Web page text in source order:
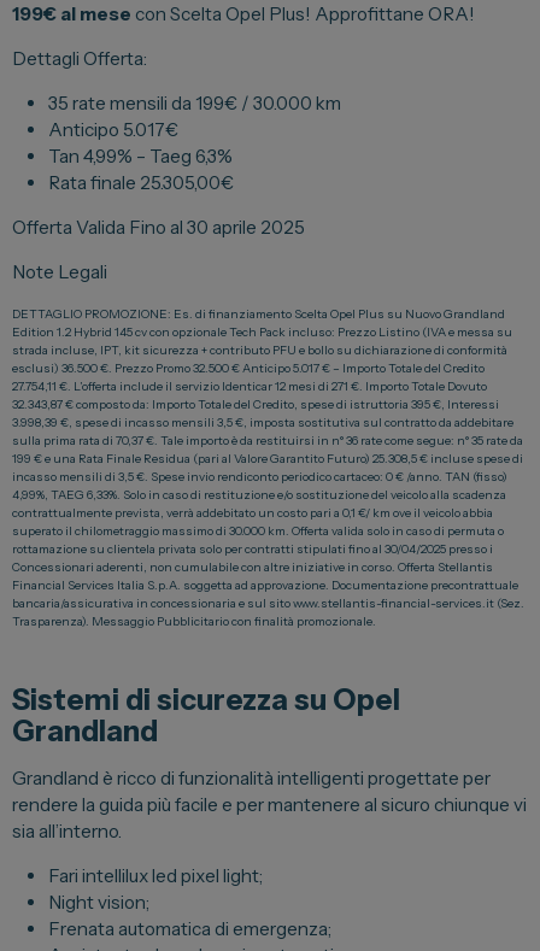
Veicoli Commerciali
Fiat Professional
Citroen
Toyota
Servizi
Auto Usate e Km Zero
Officina
Carrozzeria
Vendi la tua auto
Soluzioni Business
Convenzioni
Dipendenti Stellantis
Promozioni
Gruppo Spazio
Il Gruppo Spazio
Impegno per l’Ambiente
Impegno per il Sociale
Comunità Energetica
Sedi e Recapiti
News ed Eventi
199€ al mese con Scelta Opel Plus! Approfittane ORA!
Dettagli Offerta:
35 rate mensili da 199€ / 30.000 km
Anticipo 5.017€
Tan 4,99% – Taeg 6,3%
Rata finale 25.305,00€
Offerta Valida Fino al 30 aprile 2025
Note Legali
DETTAGLIO PROMOZIONE: Es. di finanziamento Scelta Opel Plus su Nuovo Grandland
Edition 1.2 Hybrid 145 cv con opzionale Tech Pack incluso: Prezzo Listino (IVA e messa su
strada incluse, IPT, kit sicurezza + contributo PFU e bollo su dichiarazione di conformità
esclusi) 36.500 €. Prezzo Promo 32.500 € Anticipo 5.017 € – Importo Totale del Credito
27.754,11 €. L’offerta include il servizio Identicar 12 mesi di 271 €. Importo Totale Dovuto
32.343,87 € composto da: Importo Totale del Credito, spese di istruttoria 395 €, Interessi
3.998,39 €, spese di incasso mensili 3,5 €, imposta sostitutiva sul contratto da addebitare
sulla prima rata di 70,37 €. Tale importo è da restituirsi in n° 36 rate come segue: n° 35 rate da
199 € e una Rata Finale Residua (pari al Valore Garantito Futuro) 25.308,5 € incluse spese di
incasso mensili di 3,5 €. Spese invio rendiconto periodico cartaceo: 0 € /anno. TAN (fisso)
4,99%, TAEG 6,33%. Solo in caso di restituzione e/o sostituzione del veicolo alla scadenza
contrattualmente prevista, verrà addebitato un costo pari a 0,1 €/ km ove il veicolo abbia
superato il chilometraggio massimo di 30.000 km. Offerta valida solo in caso di permuta o
rottamazione su clientela privata solo per contratti stipulati fino al 30/04/2025 presso i
Concessionari aderenti, non cumulabile con altre iniziative in corso. Offerta Stellantis
Financial Services Italia S.p.A. soggetta ad approvazione. Documentazione precontrattuale
bancaria/assicurativa in concessionaria e sul sito www.stellantis-financial-services.it (Sez.
Trasparenza). Messaggio Pubblicitario con finalità promozionale.
Sistemi di sicurezza su Opel
Grandland
Grandland è ricco di funzionalità intelligenti progettate per
rendere la guida più facile e per mantenere al sicuro chiunque vi
sia all’interno.
Fari intellilux led pixel light;
Night vision;
Frenata automatica di emergenza;